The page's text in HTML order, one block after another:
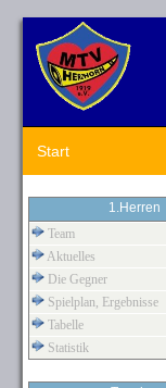
Start
1.Herren
Team
Aktuelles
Die Gegner
Spielplan, Ergebnisse
Tabelle
Statistik